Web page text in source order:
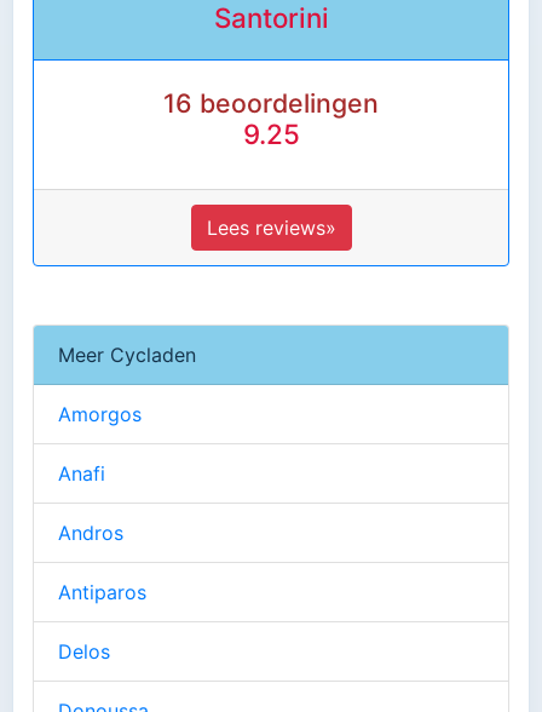
Santorini
16 beoordelingen
9.25
Lees reviews»
Meer Cycladen
Amorgos
Anafi
Andros
Antiparos
Delos